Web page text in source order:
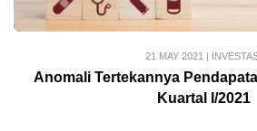
21 MAY 2021 |
Anomali Tertekannya
Kuartal I/2021